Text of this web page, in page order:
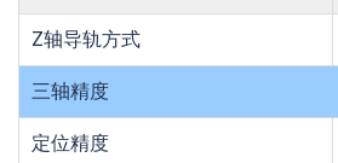
Z轴导轨方式
三轴精度
定位精度